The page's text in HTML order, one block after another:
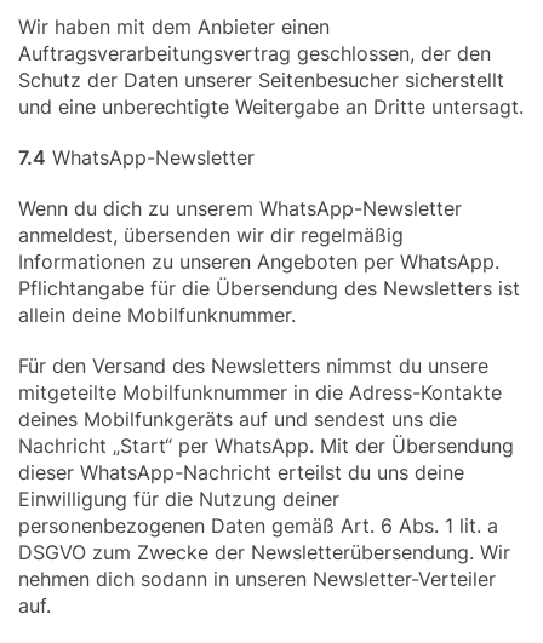
Wir haben mit dem Anbieter einen
Auftragsverarbeitungsvertrag geschlossen, der den
Schutz der Daten unserer Seitenbesucher sicherstellt
und eine unberechtigte Weitergabe an Dritte untersagt.
7.4 WhatsApp-Newsletter
Wenn du dich zu unserem WhatsApp-Newsletter
anmeldest, übersenden wir dir regelmäßig
Informationen zu unseren Angeboten per WhatsApp.
Pflichtangabe für die Übersendung des Newsletters ist
allein deine Mobilfunknummer.
Für den Versand des Newsletters nimmst du unsere
mitgeteilte Mobilfunknummer in die Adress-Kontakte
deines Mobilfunkgeräts auf und sendest uns die
Nachricht „Start“ per WhatsApp. Mit der Übersendung
dieser WhatsApp-Nachricht erteilst du uns deine
Einwilligung für die Nutzung deiner
personenbezogenen Daten gemäß Art. 6 Abs. 1 lit. a
DSGVO zum Zwecke der Newsletterübersendung. Wir
nehmen dich sodann in unseren Newsletter-Verteiler
auf.